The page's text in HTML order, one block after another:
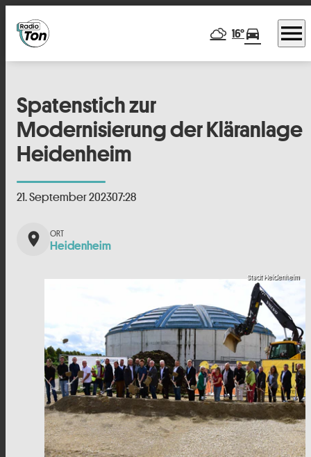
16°directions_car menu
Spatenstich zur
Modernisierung der Kläranlage
Heidenheim
21. September 202307:28
place Heidenheim
Stadt Heidenheim